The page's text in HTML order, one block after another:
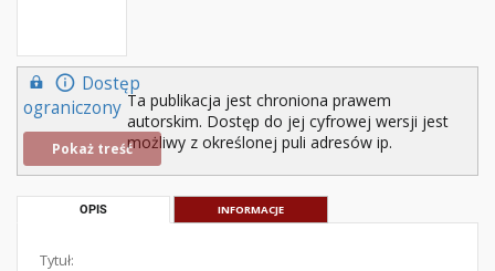
Dostęp
ograniczony
Pokaż treść
Ta publikacja jest chroniona prawem
autorskim. Dostęp do jej cyfrowej wersji jest
możliwy z określonej puli adresów ip.
OPIS INFORMACJE
Tytuł: